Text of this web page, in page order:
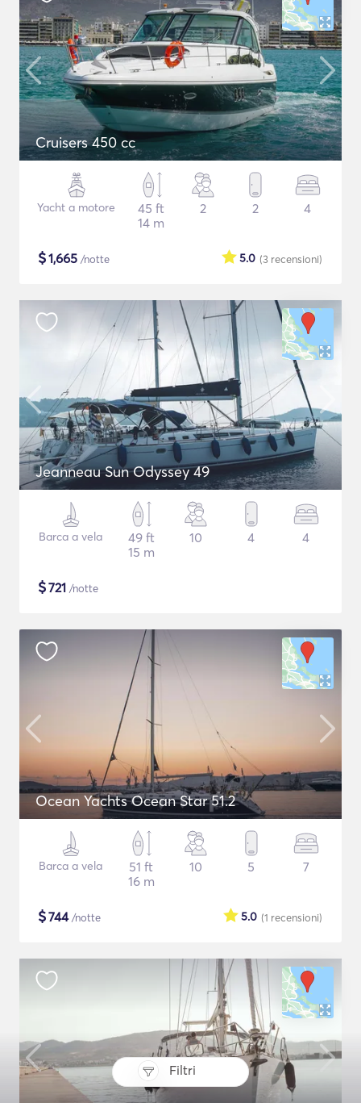
Filtri
Cruisers 450 cc
Yacht a motore
45 ft
14 m
2 2 4
$1,665 /notte (3 recensioni)
5.0
Jeanneau Sun Odyssey 49
Barca a vela
49 ft
15 m
10 4 4
$721 /notte
Ocean Yachts Ocean Star 51.2
Barca a vela
51 ft
16 m
10 5 7
$744/notte (1 recensioni)
5.0